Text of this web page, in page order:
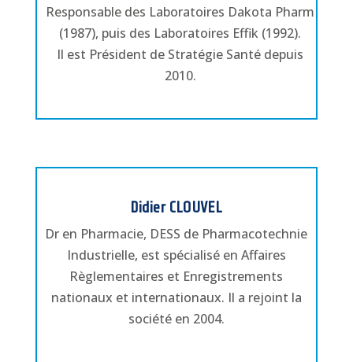
Responsable des Laboratoires Dakota Pharm
(1987), puis des Laboratoires Effik (1992).
Il est Président de Stratégie Santé depuis
2010.
Didier CLOUVEL
Dr en Pharmacie, DESS de Pharmacotechnie
Industrielle, est spécialisé en Affaires
Règlementaires et Enregistrements
nationaux et internationaux. Il a rejoint la
société en 2004.